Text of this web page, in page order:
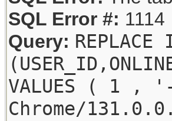
SQL Error #: 1114
Query:
VALUES ( 1 ,
Chrome/